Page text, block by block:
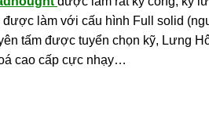
được làm với cấu hình Full solid
tấm được tuyển chọn kỹ, Lưng
cao cấp cực nhạy…